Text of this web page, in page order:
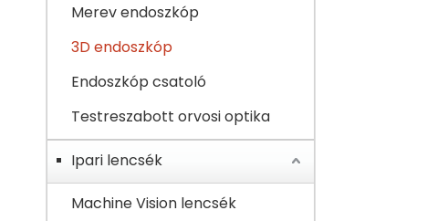
Merev endoszkóp
3D endoszkóp
Endoszkóp csatoló
Testreszabott orvosi optika
Ipari lencsék
Machine Vision lencsék